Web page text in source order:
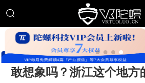
敢想象吗？浙江这个地方